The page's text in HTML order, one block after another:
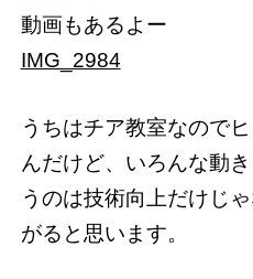
動画もあるよー
IMG_2984
うちはチア教室なので
んだけど、いろんな動
うのは技術向上だけじ
がると思います。